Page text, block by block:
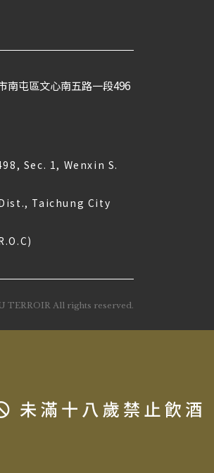
南屯區文心南五路一段496
Sec. 1, Wenxin S.
Taichung City
TERROIR All rights reserved.